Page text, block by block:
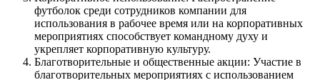
футболок среди сотрудников компании для
использования в рабочее время или на корпоративных
мероприятиях способствует командному духу и
укрепляет корпоративную культуру.
Благотворительные и общественные акции: Участие в
благотворительных мероприятиях с использованием